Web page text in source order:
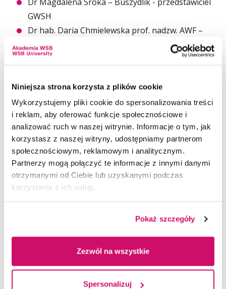
Niniejsza strona korzysta z plików cookie
Wykorzystujemy pliki cookie do spersonalizowania treści
i reklam, aby oferować funkcje społecznościowe i
analizować ruch w naszej witrynie. Informacje o tym, jak
korzystasz z naszej witryny, udostępniamy partnerom
społecznościowym, reklamowym i analitycznym.
Partnerzy mogą połączyć te informacje z innymi danymi
otrzymanymi od Ciebie lub uzyskanymi podczas
korzystania z ich usług.
Pokaż szczegóły
Zezwól na wszystkie
Spersonalizuj
GWSH
Dr hab. Daria Chmielewska prof. nadzw. AWF –
przedstawiciel AWF Katowice
Dr Anna Pilis - przedstawiciel UJD
Komitet Organizacyjny
Dr hab. n. med. Wirginia Likus, prof. SUM –
przewodnicząca
Dr n. med. Dagmara Wasiuk–Zowada – zastępca
przewodniczącej, koordynator wydarzenia
Dr n. med. Paulina Głowacka – przedstawiciel
Mgr Jacek Sołtys
Julia Salwińska (studentka) – przedstawiciel